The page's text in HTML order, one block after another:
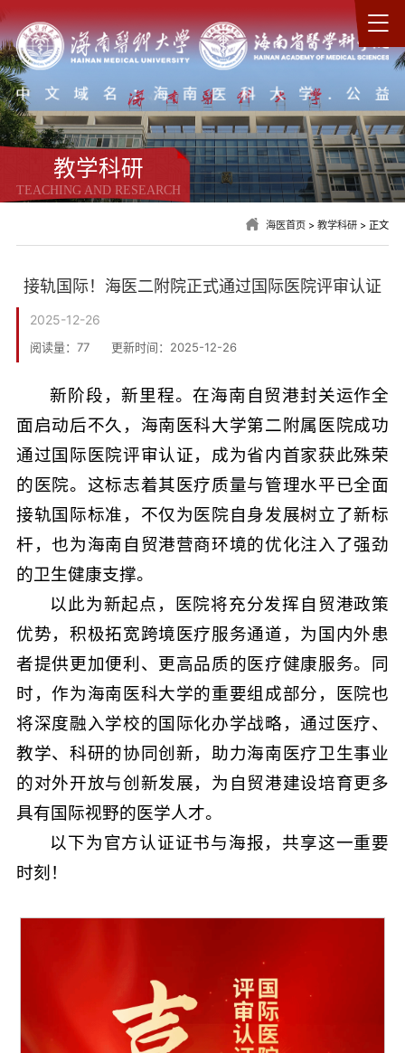
教学科研
TEACHING AND RESEARCH
海医首页 >教学科研 > 正文
接轨国际！海医二附院正式通过国际医院评审认证
2025-12-26
阅读量： 77 更新时间：2025-12-26
新阶段，新里程。在海南自贸港封关运作全
面启动后不久，海南医科大学第二附属医院成功
通过国际医院评审认证，成为省内首家获此殊荣
的医院。这标志着其医疗质量与管理水平已全面
接轨国际标准，不仅为医院自身发展树立了新标
杆，也为海南自贸港营商环境的优化注入了强劲
的卫生健康支撑。
以此为新起点，医院将充分发挥自贸港政策
优势，积极拓宽跨境医疗服务通道，为国内外患
者提供更加便利、更高品质的医疗健康服务。同
时，作为海南医科大学的重要组成部分，医院也
将深度融入学校的国际化办学战略，通过医疗、
教学、科研的协同创新，助力海南医疗卫生事业
的对外开放与创新发展，为自贸港建设培育更多
具有国际视野的医学人才。
以下为官方认证证书与海报，共享这一重要
时刻！